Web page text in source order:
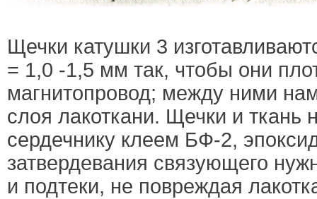
Щечки катушки 3
= 1,0 -1,5 мм так, чтобы они
магнитопровод; между ними
слоя лакоткани. Щечки и ткань
сердечнику клеем БФ-2,
затвердевания связующего
и подтеки, не повреждая